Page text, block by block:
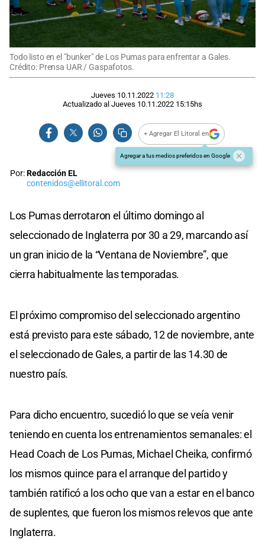
Todo listo en el "bunker" de Los Pumas para enfrentar a Gales.
Crédito: Prensa UAR / Gaspafotos.
Jueves 10.11.2022 11:28
Actualizado al Jueves 10.11.2022 15:15hs
+ Agregar El Litoral en
Agregar a tus medios preferidos en Google
Por:Redacción EL
contenidos@ellitoral.com
Los Pumas derrotaron el último domingo al
seleccionado de Inglaterra por 30 a 29, marcando así
un gran inicio de la “Ventana de Noviembre”, que
cierra habitualmente las temporadas.
El próximo compromiso del seleccionado argentino
está previsto para este sábado, 12 de noviembre, ante
el seleccionado de Gales, a partir de las 14.30 de
nuestro país.
Para dicho encuentro, sucedió lo que se veía venir
teniendo en cuenta los entrenamientos semanales: el
Head Coach de Los Pumas, Michael Cheika, confirmó
los mismos quince para el arranque del partido y
también ratificó a los ocho que van a estar en el banco
de suplentes, que fueron los mismos relevos que ante
Inglaterra.